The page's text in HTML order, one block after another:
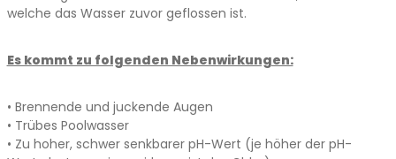
welche das Wasser zuvor geflossen ist.
Es kommt zu folgenden Nebenwirkungen:
• Brennende und juckende Augen
• Trübes Poolwasser
• Zu hoher, schwer senkbarer pH-Wert (je höher der pH-